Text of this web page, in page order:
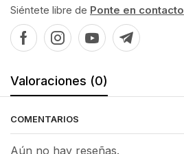
Siéntete libre de Ponte en contacto
Valoraciones (0)
COMENTARIOS
Aún no hay reseñas.